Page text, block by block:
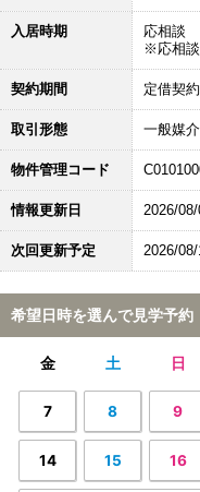
入居時期
応相談
※応相談
契約期間 定借契
取引形態 一般媒介
物件管理コード
情報更新日 2026/
次回更新予定 2026/
希望日時を選んで見学予約
金 土 日
7 8 9
14 15 16